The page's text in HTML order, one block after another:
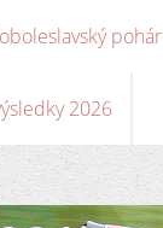
pohár
2026